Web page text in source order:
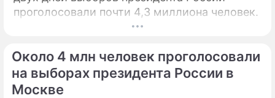
проголосовали почти 4,3 миллиона человек.
Около 4 млн человек проголосовали
на выборах президента России в
Москве